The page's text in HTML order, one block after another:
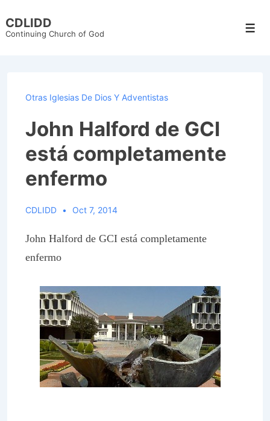
Skip
CDLIDD
Continuing Church of God
Otras Iglesias De Dios Y Adventistas
John Halford de GCI
está completamente
enfermo
CDLIDD Oct 7, 2014
John Halford de GCI está completamente
enfermo